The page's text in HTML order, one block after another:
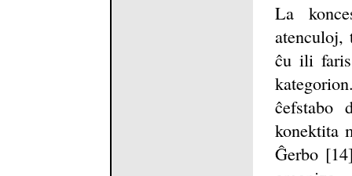
La
atenculoj,
ĉu ili
ĉefstabo
konektita
Ĝerbo